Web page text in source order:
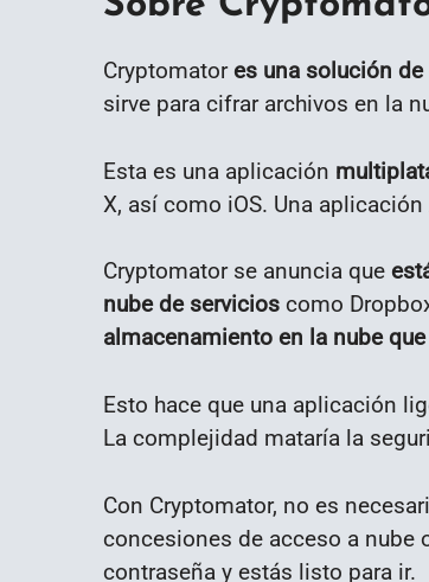
Cryptomatores una solución
sirve para cifrar archivos en la
Esta es una aplicación
X, así como iOS. Una
Cryptomator se anuncia que
nube de servicios como
almacenamiento en la nube
Esto hace que una aplicación
La complejidad mataría la
Con Cryptomator, no es
concesiones de acceso a nube
contraseña y estás listo para ir.